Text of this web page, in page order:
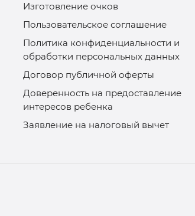
Изготовление очков
Пользовательское соглашение
Политика конфиденциальности и
обработки персональных данных
Договор публичной оферты
Доверенность на предоставление
интересов ребенка
Заявление на налоговый вычет